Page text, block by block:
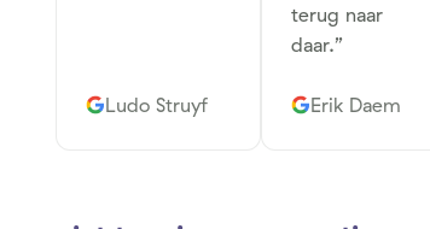
Ludo Struyf
terug naar
daar.”
Erik Daem